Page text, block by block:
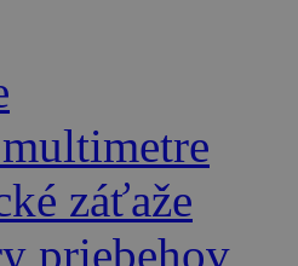
záťaže
priebehov